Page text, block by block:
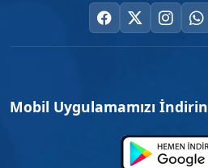
Mobil Uygulamamızı İndirin